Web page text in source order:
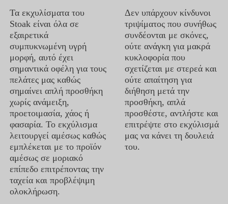
Τα εκχυλίσματα του
Stoak είναι όλα σε
εξαιρετικά
συμπυκνωμένη υγρή
μορφή, αυτό έχει
σημαντικά οφέλη για τους
πελάτες μας καθώς
σημαίνει απλή προσθήκη
χωρίς ανάμειξη,
προετοιμασία, χάος ή
φασαρία. Το εκχύλισμα
λειτουργεί αμέσως καθώς
εμπλέκεται με το προϊόν
αμέσως σε μοριακό
επίπεδο επιτρέποντας την
ταχεία και προβλέψιμη
ολοκλήρωση.
Δεν υπάρχουν κίνδυνοι
τριψίματος που συνήθως
συνδέονται με σκόνες,
ούτε ανάγκη για μακρά
κυκλοφορία που
σχετίζεται με στερεά και
ούτε απαίτηση για
διήθηση μετά την
προσθήκη, απλά
προσθέστε, αντλήστε και
επιτρέψτε στο εκχύλισμά
μας να κάνει τη δουλειά
του.